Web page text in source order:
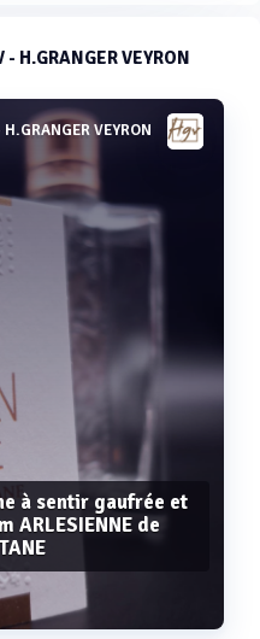
VEYRON
H.GRANGER VEYRON
à sentir gaufrée et
ARLESIENNE de